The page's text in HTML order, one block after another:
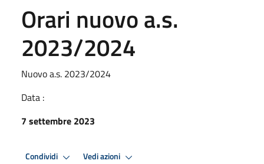
Orari nuovo a.s.
2023/2024
Nuovo a.s. 2023/2024
Data :
7 settembre 2023
Condividi Vedi azioni